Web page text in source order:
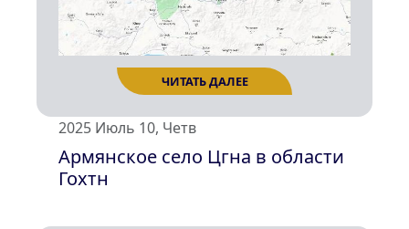
ЧИТАТЬ ДАЛЕЕ
2025 Июль 10, Четв
Армянское село Цгна в области
Гохтн